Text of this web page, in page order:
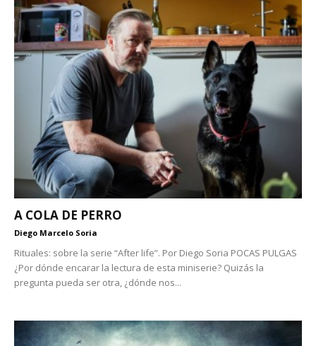
A COLA DE PERRO
Diego Marcelo Soria
Rituales: sobre la serie “After life”. Por Diego Soria POCAS PULGAS
¿Por dónde encarar la lectura de esta miniserie? Quizás la
pregunta pueda ser otra, ¿dónde nos...